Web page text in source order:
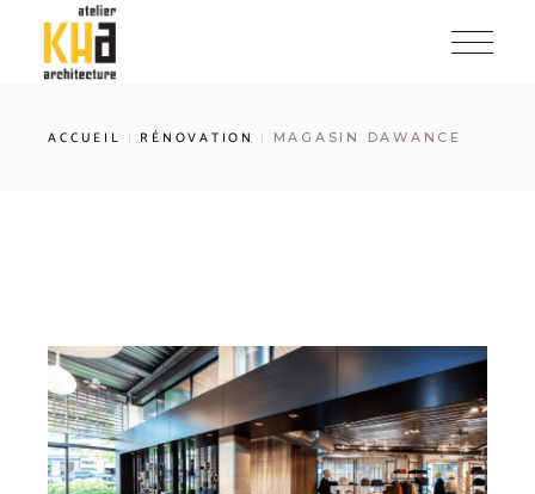
ACCUEIL RÉNOVATION MAGASIN DAWANCE